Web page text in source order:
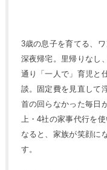
3歳の息子を育てる、
深夜帰宅。里帰りなし
通り「一人で」育児と
談。固定費を見直して
首の回らなかった毎日
上・4社の家事代行を
なると、家族が笑顔に
す。